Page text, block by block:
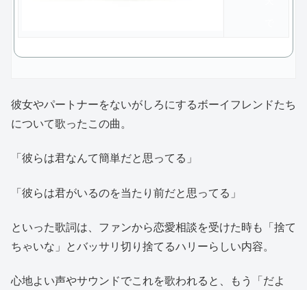
彼女やパートナーをないがしろにするボーイフレンドたち
について歌ったこの曲。
「彼らは君なんて簡単だと思ってる」
「彼らは君がいるのを当たり前だと思ってる」
といった歌詞は、ファンから恋愛相談を受けた時も「捨て
ちゃいな」とバッサリ切り捨てるハリーらしい内容。
心地よい声やサウンドでこれを歌われると、もう「だよ